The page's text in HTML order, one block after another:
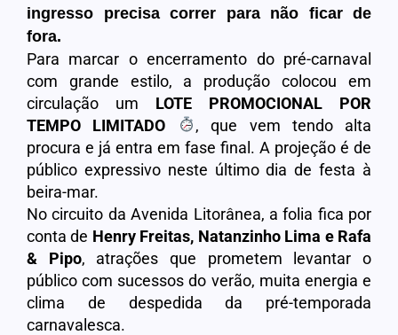
ingresso precisa correr para não ficar de
fora.
Para marcar o encerramento do pré-carnaval
com grande estilo, a produção colocou em
circulação um LOTE PROMOCIONAL POR
TEMPO LIMITADO
, que vem tendo alta
procura e já entra em fase final. A projeção é de
público expressivo neste último dia de festa à
beira-mar.
No circuito da Avenida Litorânea, a folia fica por
conta de Henry Freitas, Natanzinho Lima e Rafa
& Pipo, atrações que prometem levantar o
público com sucessos do verão, muita energia e
clima de despedida da pré-temporada
carnavalesca.